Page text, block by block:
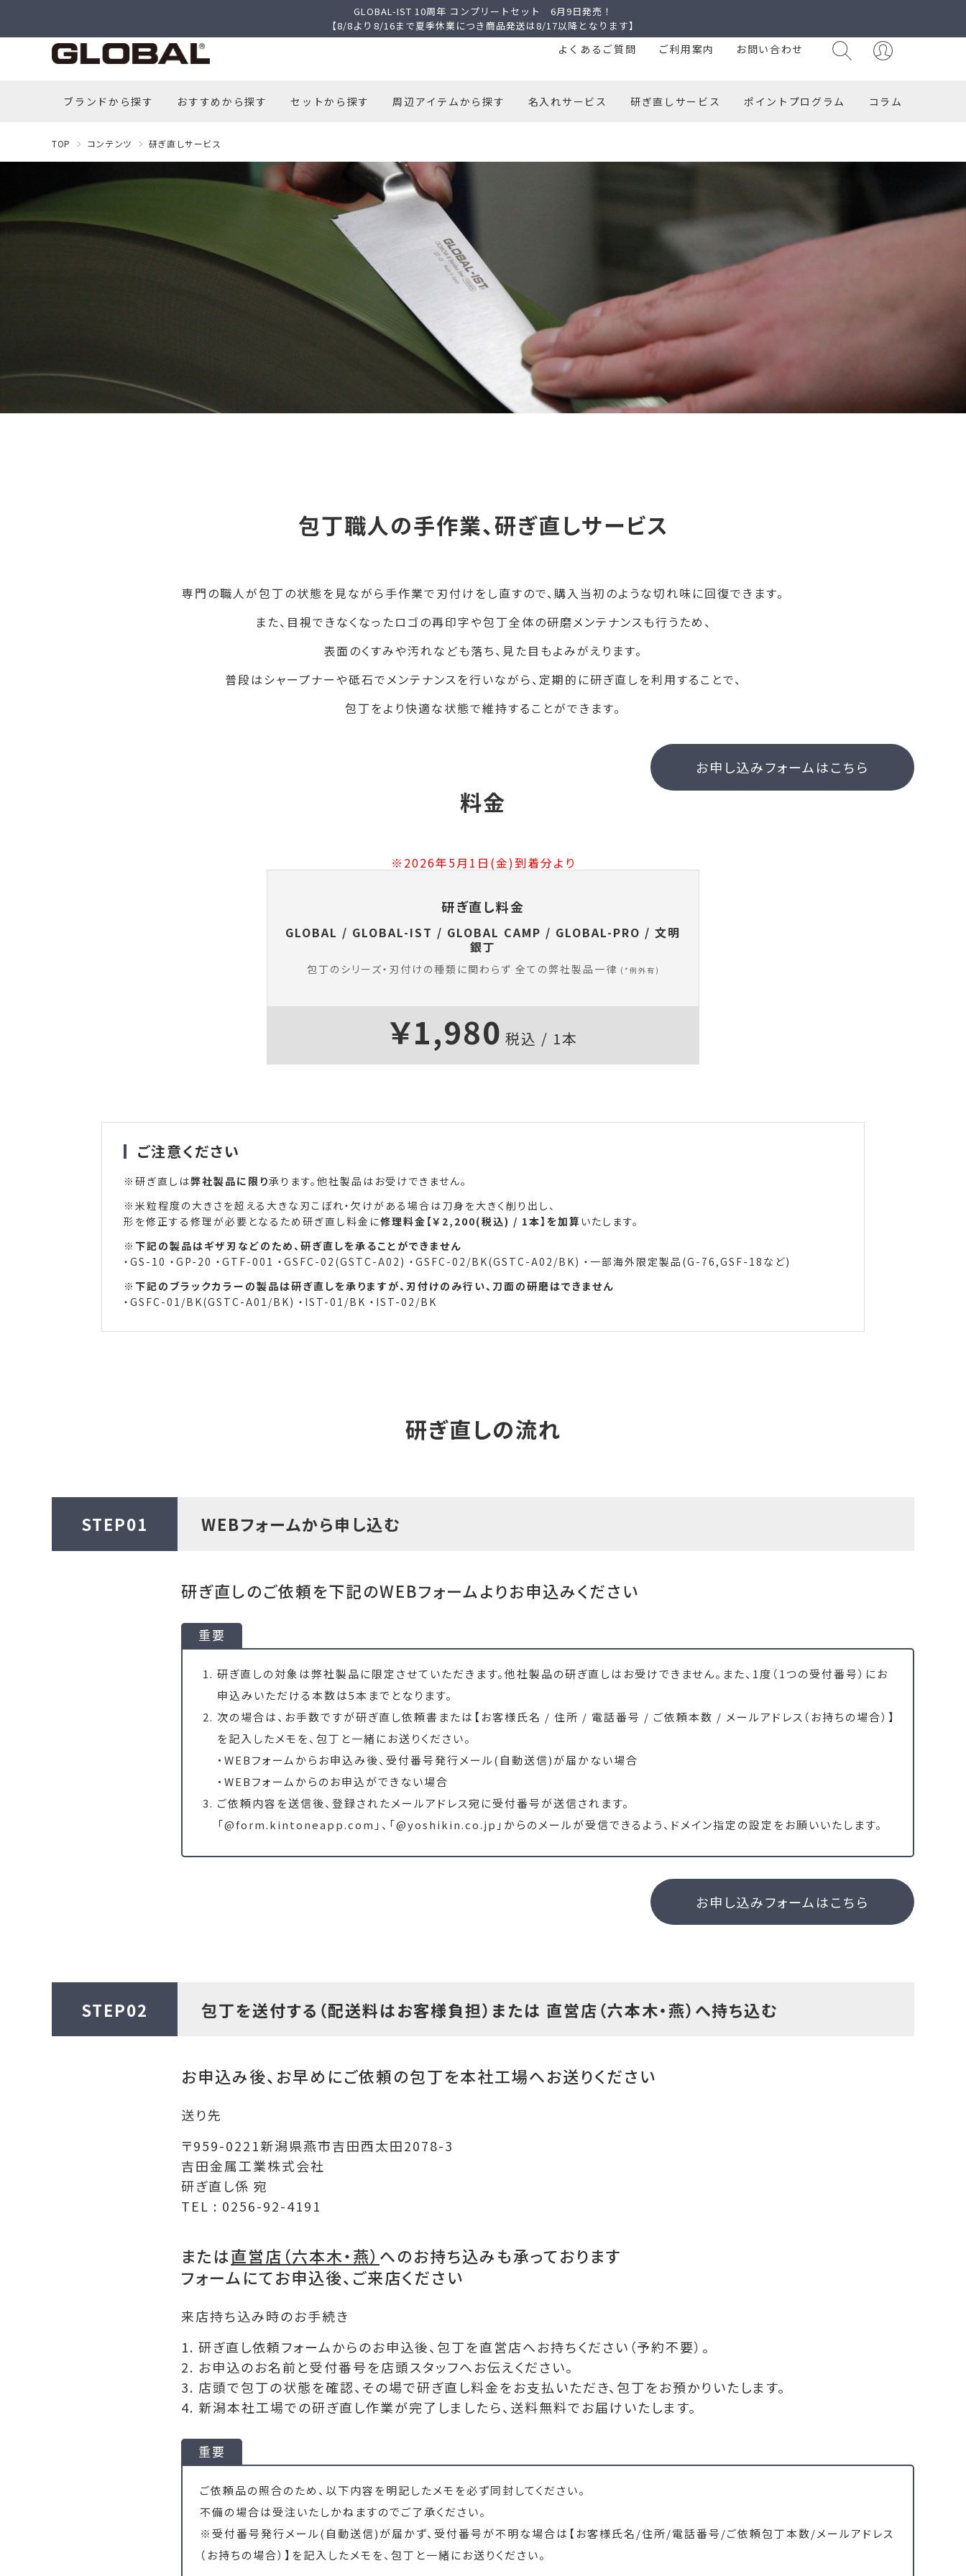
よくあるご質問 ご利用案内 お問い合わせ
GLOBAL-IST 10周年 コンプリートセット 6月9日発売！
【8/8より8/16まで夏季休業につき商品発送は8/17以降となります】
ブランドから探す おすすめから探す セットから探す 周辺アイテムから探す 名入れサービス 研ぎ直しサービス ポイントプログラム コラム
TOP コンテンツ 研ぎ直しサービス
包丁職人の手作業、研ぎ直しサービス
専門の職人が包丁の状態を見ながら手作業で刃付けをし直すので、購入当初のような切れ味に回復できます。
また、目視できなくなったロゴの再印字や包丁全体の研磨メンテナンスも行うため、
表面のくすみや汚れなども落ち、見た目もよみがえります。
普段はシャープナーや砥石でメンテナンスを行いながら、定期的に研ぎ直しを利用することで、
包丁をより快適な状態で維持することができます。
お申し込みフォームはこちら
料金
※2026年5月1日(金)到着分より
研ぎ直し料金
GLOBAL / GLOBAL-IST / GLOBAL CAMP / GLOBAL-PRO / 文明
銀丁
包丁のシリーズ・刃付けの種類に関わらず 全ての弊社製品一律 (*例外有)
￥1,980 税込 / 1本
ご注意ください
※研ぎ直しは弊社製品に限り承ります。他社製品はお受けできません。
※米粒程度の大きさを超える大きな刃こぼれ・欠けがある場合は刀身を大きく削り出し、
形を修正する修理が必要となるため研ぎ直し料金に修理料金【￥2,200(税込) / 1本】を加算 いたします。
※ 下記の製品はギザ刃などのため、研ぎ直しを承ることができません
・ GS-10 ・GP-20 ・ GTF-001 ・GSFC-02(GSTC-A02 ) ・GSFC-02/BK(GSTC-A02/BK) ・一部海外限定製品(G-76,GSF-18など)
※ 下記のブラックカラーの製品は研ぎ直しを承りますが、刃付けのみ行い、刀面の研磨はできません
・GSFC-01/BK(GSTC-A01/BK) ・ IST-01/BK ・ IST-02/BK
研ぎ直しの流れ
STEP01 WEBフォームから申し込む
研ぎ直しのご依頼を下記のWEBフォームよりお申込みください
重要
研ぎ直しの対象は弊社製品に限定させていただきます。他社製品の研ぎ直しはお受けできません。また、1度（1つの受付番号）にお
申込みいただける本数は5本までとなります。
次の場合は、お手数ですが研ぎ直し依頼書 または【お客様氏名 / 住所 / 電話番号 / ご依頼本数 / メールアドレス（お持ちの場合）】
を記入したメモを、包丁と一緒にお送りください。
・WEBフォームからお申込み後、受付番号発行メール(自動送信)が届かない場合
・WEBフォームからのお申込ができない場合
ご依頼内容を送信後、登録されたメールアドレス宛に受付番号が送信されます。
「@form.kintoneapp.com」、「@yoshikin.co.jp」からのメールが受信できるよう、ドメイン指定の設定をお願いいたします。
お申し込みフォームはこちら
STEP02 包丁を送付する（配送料はお客様負担）または 直営店（六本木・燕）へ持ち込む
お申込み後、お早めにご依頼の包丁を本社工場へお送りください
送り先
〒959-0221新潟県燕市吉田西太田2078-3
吉田金属工業株式会社
研ぎ直し係 宛
TEL : 0256-92-4191
または直営店（六本木・燕） へのお持ち込みも承っております
フォームにてお申込後、ご来店ください
来店持ち込み時のお手続き
1. 研ぎ直し依頼フォームからのお申込後、包丁を直営店へお持ちください（予約不要）。
2. お申込のお名前と受付番号を店頭スタッフへお伝えください。
3. 店頭で包丁の状態を確認、その場で研ぎ直し料金をお支払いただき、包丁をお預かりいたします。
4. 新潟本社工場での研ぎ直し作業が完了しましたら、送料無料でお届けいたします。
重要
ご依頼品の照合のため、以下内容を明記したメモを必ず同封してください。
不備の場合は受注いたしかねますのでご了承ください。
※受付番号発行メール(自動送信)が届かず、受付番号が不明な場合は【お客様氏名/住所/電話番号/ご依頼包丁本数/メールアドレス
（お持ちの場合）】を記入したメモを、包丁と一緒にお送りください。